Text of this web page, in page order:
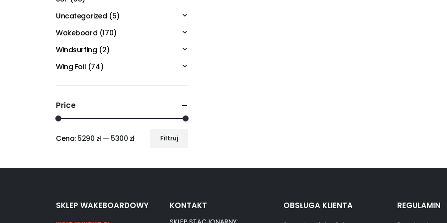
Uncategorized (5)
Wakeboard (170)
Windsurfing (2)
Wing Foil (74)
Price
Filtruj
Cena: 5290 zł— 5300 zł
SKLEP WAKEBOARDOWY KONTAKT OBSŁUGA KLIENTA REGULAMIN